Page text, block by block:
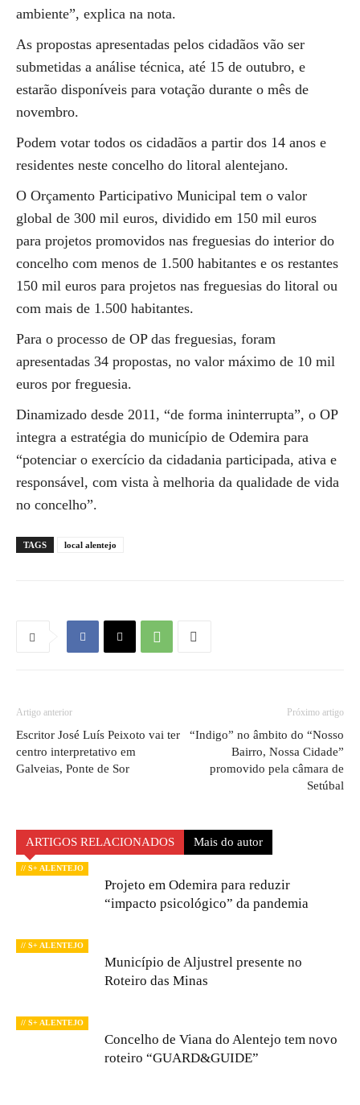
ambiente”, explica na nota.
As propostas apresentadas pelos cidadãos vão ser
submetidas a análise técnica, até 15 de outubro, e
estarão disponíveis para votação durante o mês de
novembro.
Podem votar todos os cidadãos a partir dos 14 anos e
residentes neste concelho do litoral alentejano.
O Orçamento Participativo Municipal tem o valor
global de 300 mil euros, dividido em 150 mil euros
para projetos promovidos nas freguesias do interior do
concelho com menos de 1.500 habitantes e os restantes
150 mil euros para projetos nas freguesias do litoral ou
com mais de 1.500 habitantes.
Para o processo de OP das freguesias, foram
apresentadas 34 propostas, no valor máximo de 10 mil
euros por freguesia.
Dinamizado desde 2011, “de forma ininterrupta”, o OP
integra a estratégia do município de Odemira para
“potenciar o exercício da cidadania participada, ativa e
responsável, com vista à melhoria da qualidade de vida
no concelho”.
TAGS local alentejo
Artigo anterior
Escritor José Luís Peixoto vai ter
centro interpretativo em
Galveias, Ponte de Sor
Próximo artigo
“Indigo” no âmbito do “Nosso
Bairro, Nossa Cidade”
promovido pela câmara de
Setúbal
ARTIGOS RELACIONADOS Mais do autor
// S+ ALENTEJO
Projeto em Odemira para reduzir
“impacto psicológico” da pandemia
// S+ ALENTEJO
Município de Aljustrel presente no
Roteiro das Minas
// S+ ALENTEJO
Concelho de Viana do Alentejo tem novo
roteiro “GUARD&GUIDE”